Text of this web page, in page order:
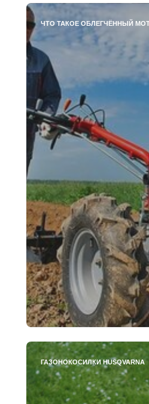
ЧТО ТАКОЕ ОБЛЕГЧЁННЫЙ
ГАЗОНОКОСИЛКИ HUSQVARNA